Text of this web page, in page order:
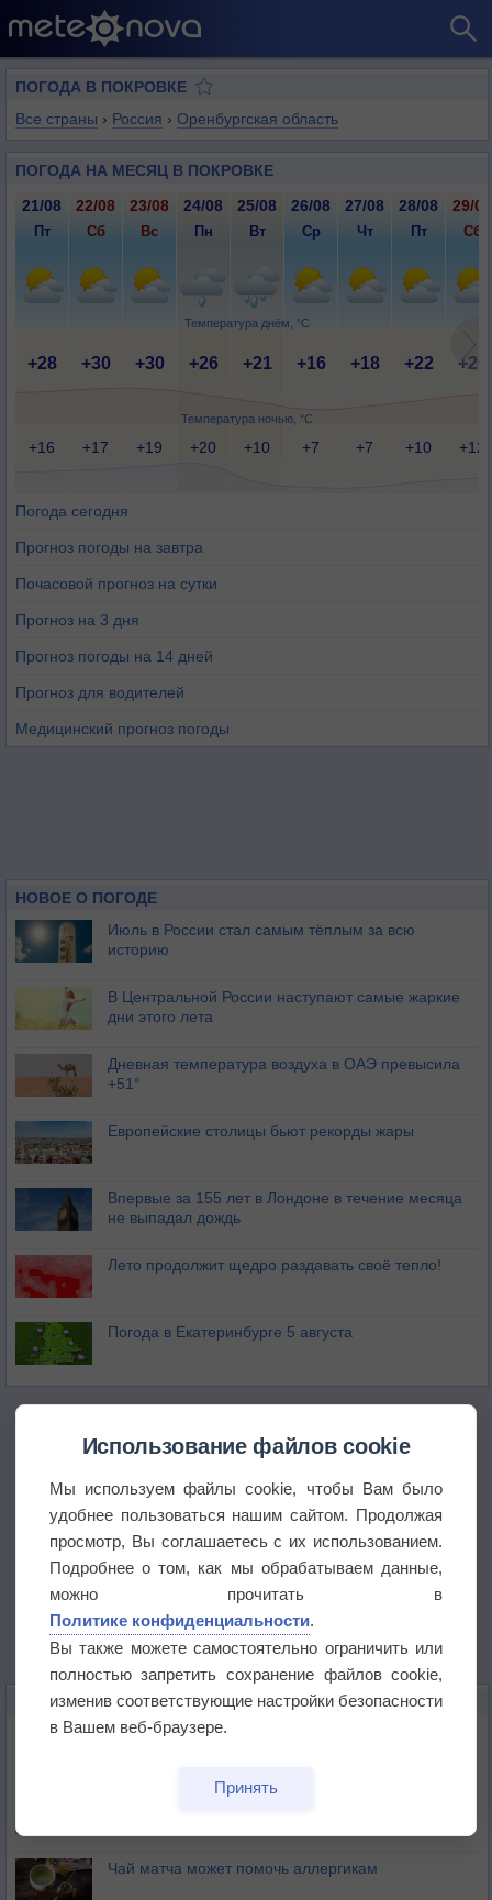
ПОГОДА В ПОКРОВКЕ
Все страны › Россия › Оренбургская область
ПОГОДА НА МЕСЯЦ В ПОКРОВКЕ
Температура днём, °C
Температура ночью, °C
21/08 22/08 23/08 24/08 25/08 26/08 27/08 28/08 29/08
Пт Сб Вс Пн Вт Ср Чт Пт Сб
+28 +30 +30 +26 +21 +16 +18 +22 +26
+16 +17 +19 +20 +10 +7 +7 +10 +12
Погода сегодня
Прогноз погоды на завтра
Почасовой прогноз на сутки
Прогноз на 3 дня
Прогноз погоды на 14 дней
Прогноз для водителей
Медицинский прогноз погоды
НОВОЕ О ПОГОДЕ
Июль в России стал самым тёплым за всю
историю
В Центральной России наступают самые жаркие
дни этого лета
Дневная температура воздуха в ОАЭ превысила
+51°
Европейские столицы бьют рекорды жары
Впервые за 155 лет в Лондоне в течение месяца
не выпадал дождь
Лето продолжит щедро раздавать своё тепло!
Погода в Екатеринбурге 5 августа
ЭТО ИНТЕРЕСНО
Почему северный загар цветом отличается от
Букет сирени вреден для здоровья
Чай матча может помочь аллергикам
Использование файлов cookie
Мы используем файлы cookie, чтобы Вам было
удобнее пользоваться нашим сайтом. Продолжая
просмотр, Вы соглашаетесь с их использованием.
Подробнее о том, как мы обрабатываем данные,
можно прочитать в
Политике конфиденциальности.
Вы также можете самостоятельно ограничить или
полностью запретить сохранение файлов cookie,
изменив соответствующие настройки безопасности
в Вашем веб-браузере.
Принять